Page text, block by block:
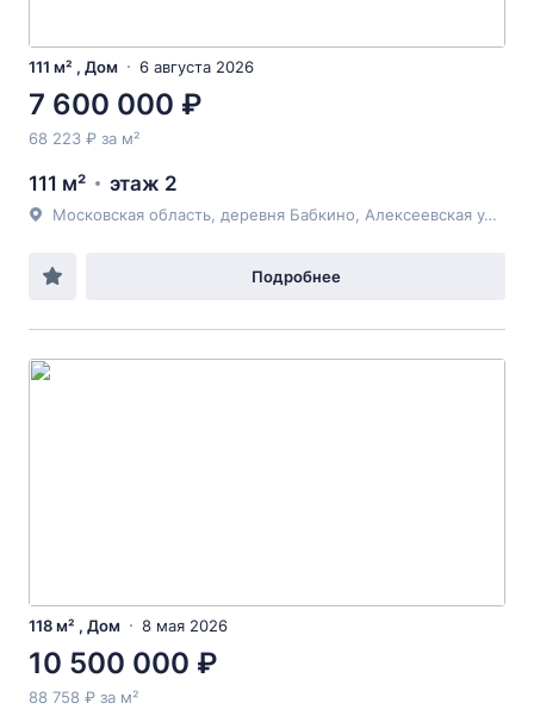
111 м² , Дом 6 августа 2026
7 600 000 ₽
68 223 ₽ за м²
111 м² этаж 2
Московская область, деревня Бабкино, Алексеевская улица, д.13А
Подробнее
118 м² , Дом 8 мая 2026
10 500 000 ₽
88 758 ₽ за м²